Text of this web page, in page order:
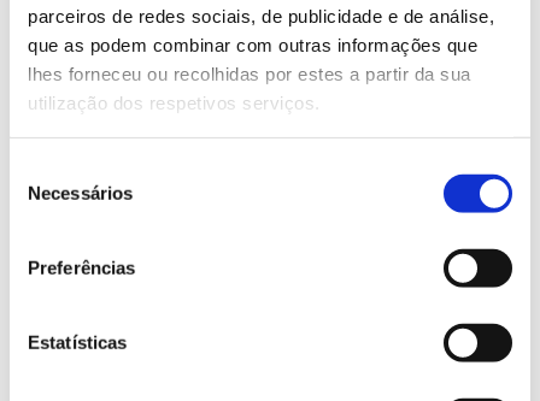
parceiros de redes sociais, de publicidade e de análise,
que as podem combinar com outras informações que
lhes forneceu ou recolhidas por estes a partir da sua
utilização dos respetivos serviços.
Necessários
Preferências
Estatísticas
2024).
PRGP – Programas de Reordenamento e Gestão da
Paisagem
OsPRGPsão uma medida do Programa de
Transformação da Paisagem, dirigida a territórios
vulneráveis a incêndios. Têm como objetivo ordenar
e gerir a paisagem, tornando-a multifuncional e
alterações climáticas, com novas atividades